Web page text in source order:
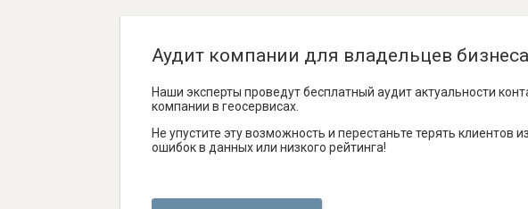
Аудит компании для владельцев бизнеса
Наши эксперты проведут бесплатный аудит актуальности
компании в геосервисах.
Не упустите эту возможность и перестаньте терять клиентов
ошибок в данных или низкого рейтинга!